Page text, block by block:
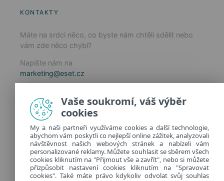
KONTAKTY
Máte na srdci něco, co byste nám chtěli sdělit nebo
vám zde něco chybí?
Napište nám na
marketing@eset.cz
Zásady ochrany osobních údajů
Spravovat cookies
Provozuje:
ESET software spol. s r.o.
Classic 7 Business Park, Jankovcova 1037/49
170 00 Praha 7, Česká republika
IČ: 26467593
Vaše soukromí, váš výběr
cookies
My a naši partneři využíváme cookies a další technologie,
abychom vám poskytli co nejlepší online zážitek, analyzovali
návštěvnost našich webových stránek a nabízeli vám
personalizované reklamy. Můžete souhlasit se sběrem všech
cookies kliknutím na "Přijmout vše a zavřít", nebo si můžete
přizpůsobit nastavení cookies kliknutím na "Spravovat
cookies". Také máte právo kdykoliv odvolat svůj souhlas